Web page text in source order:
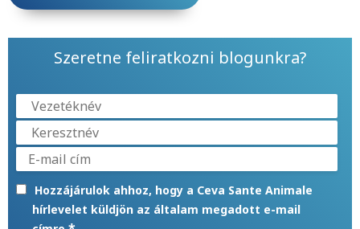
Szeretne feliratkozni blogunkra?
Hozzájárulok ahhoz, hogy a Ceva Sante Animale
hírlevelet küldjön az általam megadott e-mail